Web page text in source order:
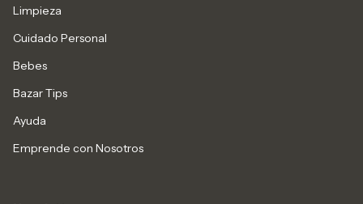
Limpieza
Cuidado Personal
Bebes
Bazar Tips
Ayuda
Emprende con Nosotros